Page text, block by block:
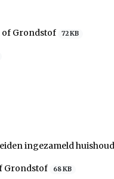
Grondstof
72 KB
ingezameld
Grondstof 68 KB